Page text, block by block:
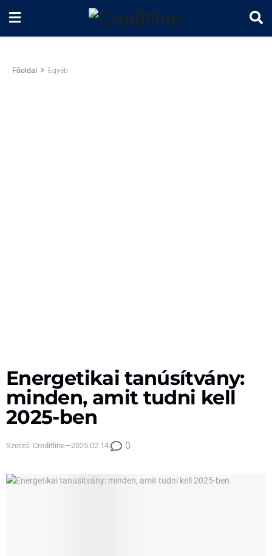
Főoldal Egyéb
Energetikai tanúsítvány:
minden, amit tudni kell
2025-ben
Szerző: Creditline—2025.02.14. 0